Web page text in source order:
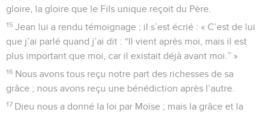
gloire, la gloire que le Fils unique reçoit du Père.
15 Jean lui a rendu témoignage ; il s’est écrié : « C’est de lui
que j’ai parlé quand j’ai dit : “Il vient après moi, mais il est
plus important que moi, car il existait déjà avant moi.” »
16 Nous avons tous reçu notre part des richesses de sa
grâce ; nous avons reçu une bénédiction après l’autre.
17 Dieu nous a donné la loi par Moïse ; mais la grâce et la